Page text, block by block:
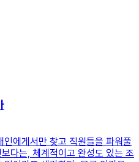
에게서만 찾고 직원들을 파워풀
다는, 체계적이고 완성도 있는 조